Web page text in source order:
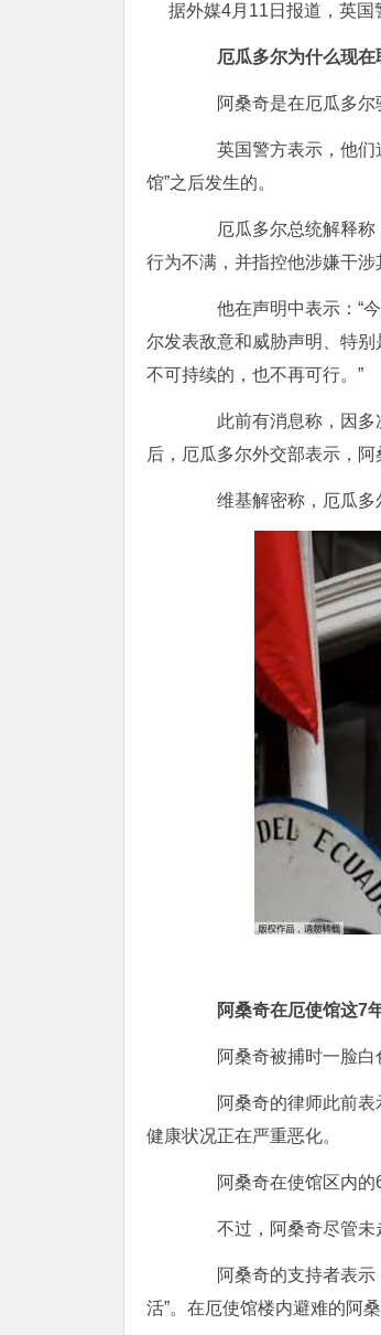
据外媒4月11日报道，英
厄瓜多尔为什么现在
阿桑奇是在厄瓜多尔驻
英国警方表示，他们逮
馆”之后发生的。
厄瓜多尔总统解释称，
行为不满，并指控他涉嫌干涉
他在声明中表示：“今
尔发表敌意和威胁声明、特
不可持续的，也不再可行。”
此前有消息称，因多次
后，厄瓜多尔外交部表示，阿
维基解密称，厄瓜多
阿桑奇在厄使馆这7
阿桑奇被捕时一脸白色
阿桑奇的律师此前表示
健康状况正在严重恶化。
阿桑奇在使馆区内的6
不过，阿桑奇尽管未走
阿桑奇的支持者表示，
活”。在厄使馆楼内避难的阿